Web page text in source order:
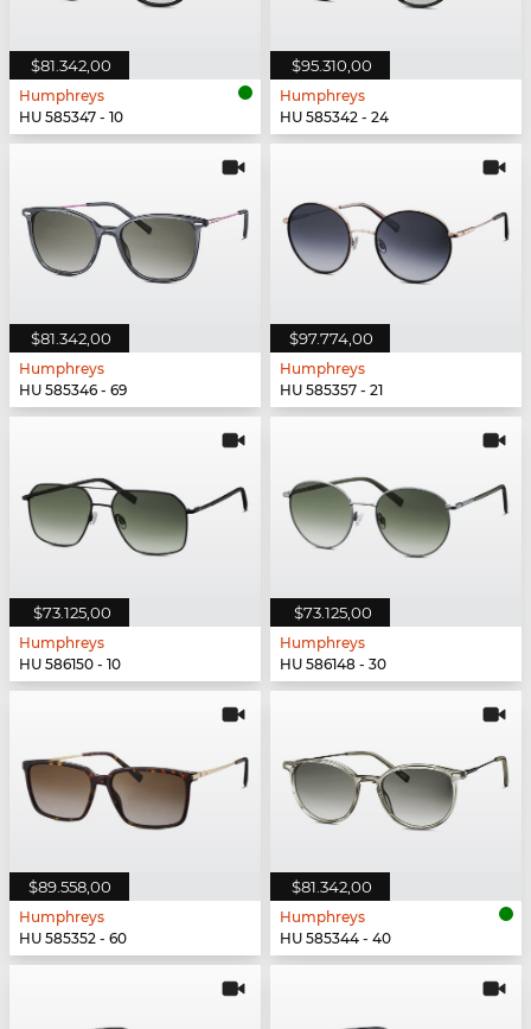
$81.342,00
Humphreys
HU 585347 - 10
$95.310,00
Humphreys
HU 585342 - 24
$81.342,00
Humphreys
HU 585346 - 69
$97.774,00
Humphreys
HU 585357 - 21
$73.125,00
Humphreys
HU 586150 - 10
$73.125,00
Humphreys
HU 586148 - 30
$89.558,00
Humphreys
HU 585352 - 60
$81.342,00
Humphreys
HU 585344 - 40